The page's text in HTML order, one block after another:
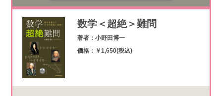
数学＜超絶＞難問
著者：小野田博一
価格：￥1,650(税込)